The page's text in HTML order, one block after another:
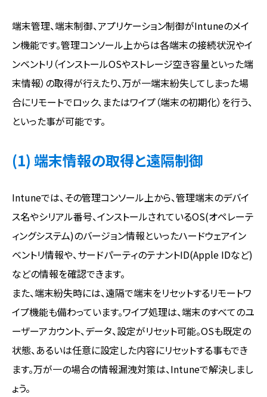
端末管理、端末制御、アプリケーション制御がIntuneのメイ
ン機能です。管理コンソール上からは各端末の接続状況やイ
ンベントリ（インストールOSやストレージ空き容量といった端
末情報）の取得が行えたり、万が一端末紛失してしまった場
合にリモートでロック、またはワイプ（端末の初期化）を行う、
といった事が可能です。
(1) 端末情報の取得と遠隔制御
Intuneでは、その管理コンソール上から、管理端末のデバイ
ス名やシリアル番号、インストールされているOS(オペレーテ
ィングシステム)のバージョン情報といったハードウェアイン
ベントリ情報や、サードパーティのテナントID(Apple IDなど)
などの情報を確認できます。
また、端末紛失時には、遠隔で端末をリセットするリモートワ
イプ機能も備わっています。ワイプ処理は、端末のすべてのユ
ーザーアカウント、データ、設定がリセット可能。OSも既定の
状態、あるいは任意に設定した内容にリセットする事もでき
ます。万が一の場合の情報漏洩対策は、Intuneで解決しまし
ょう。